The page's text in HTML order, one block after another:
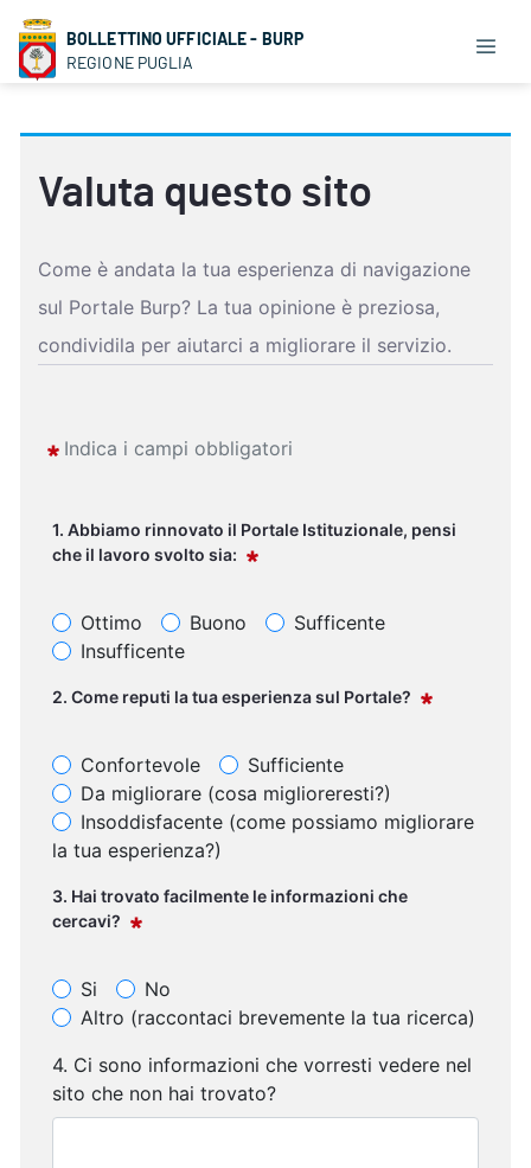
BOLLETTINO UFFICIALE - BURP
REGIONE PUGLIA
Valuta questo sito
Come è andata la tua esperienza di navigazione
sul Portale Burp? La tua opinione è preziosa,
condividila per aiutarci a migliorare il servizio.
Indica i campi obbligatori
1. Abbiamo rinnovato il Portale Istituzionale, pensi
che il lavoro svolto sia:
Ottimo Buono
Sufficente
Insufficente
Obbligatorio
2. Come reputi la tua esperienza sul Portale?
Confortevole
Sufficiente
Da migliorare (cosa miglioreresti?)
Insoddisfacente (come possiamo migliorare
la tua esperienza?)
Obbligatorio
3. Hai trovato facilmente le informazioni che
cercavi?
Si
No
Altro (raccontaci brevemente la tua ricerca)
Obbligatorio
4. Ci sono informazioni che vorresti vedere nel
sito che non hai trovato?